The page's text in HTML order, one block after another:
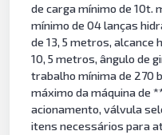
de carga mínimo de 10t.
mínimo de 04 lanças
de 13, 5 metros, alcance
10, 5 metros, ângulo de
trabalho mínima de 270
máximo da máquina de
acionamento, válvula
itens necessários para